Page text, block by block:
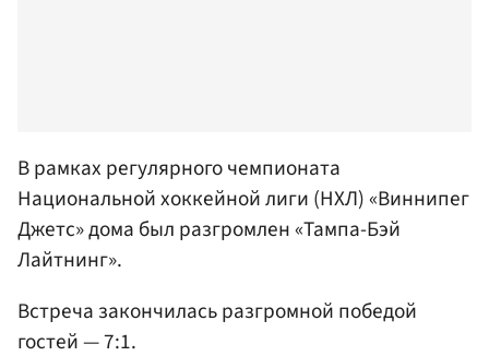
В рамках регулярного чемпионата
Национальной хоккейной лиги (НХЛ) «Виннипег
Джетс» дома был разгромлен «Тампа-Бэй
Лайтнинг».
Встреча закончилась разгромной победой
гостей — 7:1.